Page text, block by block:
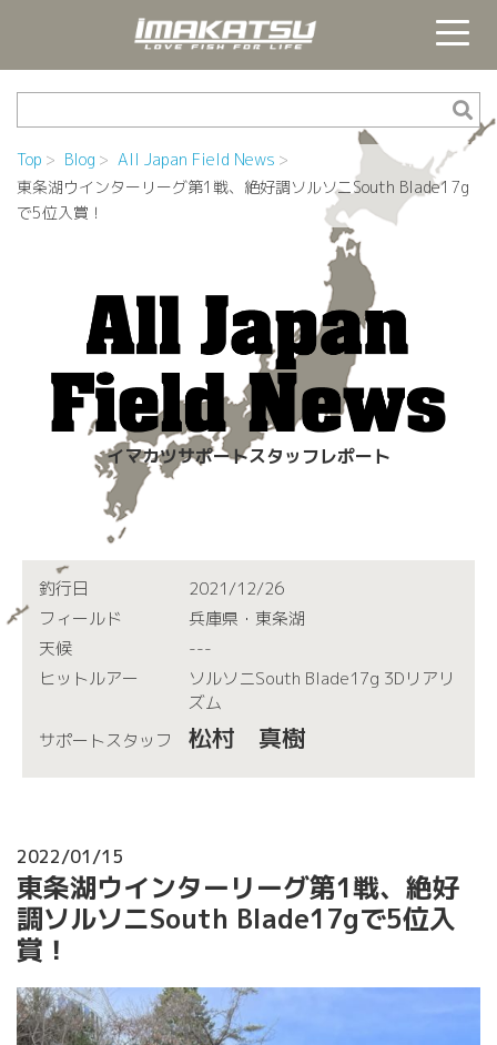
Top Blog
All Japan Field News
東条湖ウインターリーグ第1戦、絶好調ソルソニSouth Blade17g
で5位入賞！
イマカツサポートスタッフレポート
釣行日
2021/12/26
フィールド
兵庫県・東条湖
天候
---
ヒットルアー
ソルソニSouth Blade17g 3Dリアリ
ズム
サポートスタッフ
松村 真樹
2022/01/15
東条湖ウインターリーグ第1戦、絶好
調ソルソニSouth Blade17gで5位入
賞！